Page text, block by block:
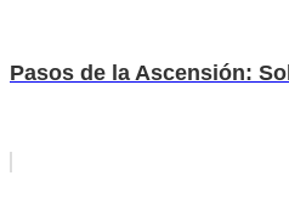
Pasos de la Ascensión: